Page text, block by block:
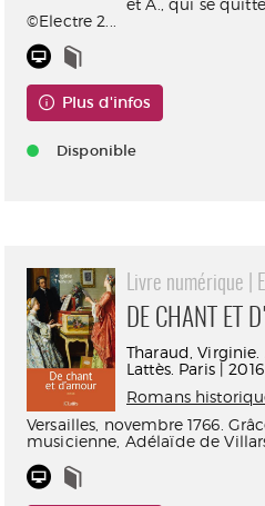
et A., qui se
©Electre 2...
Plus d'infos
Disponible
Livre numérique |
DE CHANT ET
Tharaud,
Lattès. Paris | 2016
Romans
Versailles, novembre 1766.
musicienne, Adélaïde de